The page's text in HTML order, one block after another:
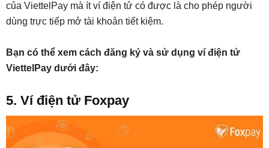
của ViettelPay mà ít ví điện tử có được là cho phép người
dùng trực tiếp mở tài khoản tiết kiệm.
Bạn có thể xem cách đăng ký và sử dụng ví điện tử
ViettelPay dưới đây:
5. Ví điện tử Foxpay